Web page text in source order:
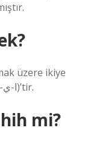
üzere ikiye
ayrılır. İllet harfleri vav, yâ ve elif (ا-ي-و)’tir.
mi?